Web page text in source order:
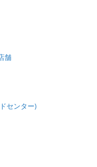
舗
センター)